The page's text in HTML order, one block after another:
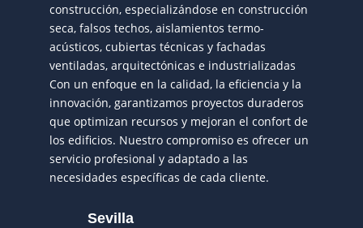
construcción, especializándose en construcción
seca, falsos techos, aislamientos termo-
acústicos, cubiertas técnicas y fachadas
ventiladas, arquitectónicas e industrializadas
Con un enfoque en la calidad, la eficiencia y la
innovación, garantizamos proyectos duraderos
que optimizan recursos y mejoran el confort de
los edificios. Nuestro compromiso es ofrecer un
servicio profesional y adaptado a las
necesidades específicas de cada cliente.
Sevilla